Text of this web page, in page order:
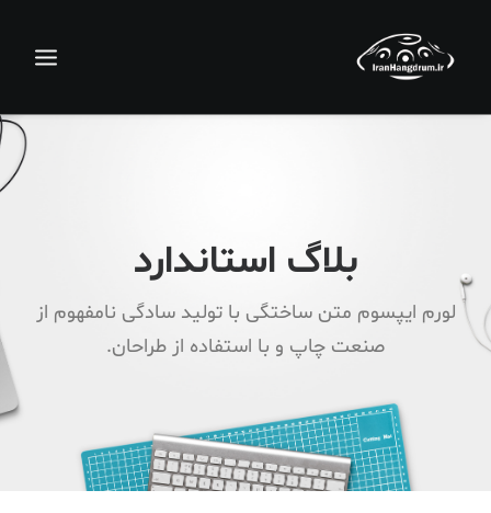
سبد خرید
بلاگ استاندارد
لورم ایپسوم متن ساختگی با تولید سادگی نامفهوم از
صنعت چاپ و با استفاده از طراحان.